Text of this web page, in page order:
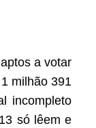
a votar
milhão 391
incompleto
só lêem e